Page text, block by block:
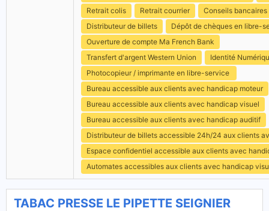
Retrait colis
Retrait courrier
Conseils bancaires
Distributeur de billets
Dépôt de chèques en libre-
Ouverture de compte Ma French Bank
Transfert d'argent Western Union
Identité
Photocopieur / imprimante en libre-service
Bureau accessible aux clients avec handicap moteur
Bureau accessible aux clients avec handicap visuel
Bureau accessible aux clients avec handicap auditif
Distributeur de billets accessible 24h/24 aux clients
Espace confidentiel accessible aux clients avec
Automates accessibles aux clients avec handicap
TABAC PRESSE LE PIPETTE SEIGNIER